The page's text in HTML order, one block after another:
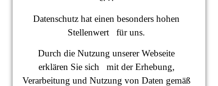
Datenschutz hat einen besonders hohen
Stellenwert für uns.
Durch die Nutzung unserer Webseite
erklären Sie sich mit der Erhebung,
Verarbeitung und Nutzung von Daten gemäß